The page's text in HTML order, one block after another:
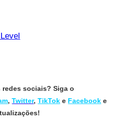
redes sociais? Siga o
,Twitter,TikTok e Facebook e